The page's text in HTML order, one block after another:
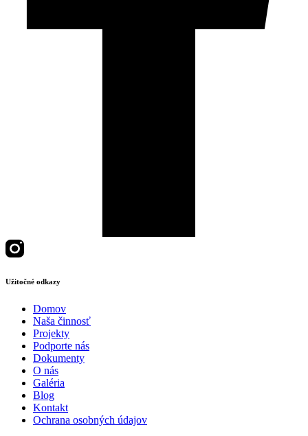
Užitočné odkazy
Domov
Naša činnosť
Projekty
Podporte nás
Dokumenty
O nás
Galéria
Blog
Kontakt
Ochrana osobných údajov